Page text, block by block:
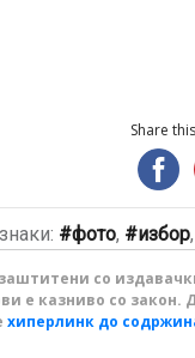
Share
фото, избор,
со
е казниво со
хиперлинк до